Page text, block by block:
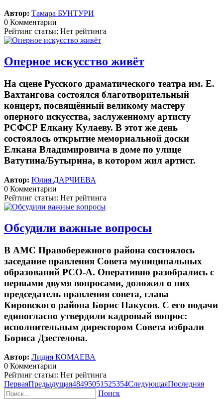
Автор: Тамара БУНТУРИ
0 Комментарии
Рейтинг статьи: Нет рейтинга
Оперное искусство живёт
На сцене Русского драматического театра им. Е.
Вахтангова состоялся благотворительный
концерт, посвящённый великому мастеру
оперного искусства, заслуженному артисту
РСФСР Елкану Кулаеву. В этот же день
состоялось открытие мемориальной доски
Елкана Владимировича в доме по улице
Ватутина/Бутырина, в котором жил артист.
Автор: Юлия ДАРЧИЕВА
0 Комментарии
Рейтинг статьи: Нет рейтинга
Обсудили важные вопросы
В АМС Правобережного района состоялось
заседание правления Совета муниципальных
образований РСО-А. Оперативно разобрались с
первыми двумя вопросами, доложил о них
председатель правления совета, глава
Кировского района Борис Накусов. С его подачи
единогласно утвердили кадровый вопрос:
исполнительным директором Совета избрали
Бориса Дзестелова.
Автор: Лидия КОМАЕВА
0 Комментарии
Рейтинг статьи: Нет рейтинга
ПерваяПредыдущая48495051 525354СледующаяПоследняя
Поиск